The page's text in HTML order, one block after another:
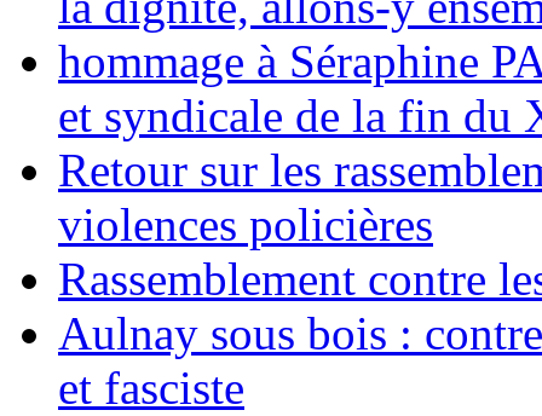
hommage à Séraphine
et syndicale de la fin du
Retour sur les
violences policières
Rassemblement contre
Aulnay sous bois :
et fasciste